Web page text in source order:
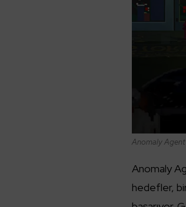
Anomaly Agent
Anomaly
hedefler,